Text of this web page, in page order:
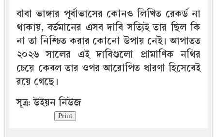
বাবা ভাঙ্গার পূর্বাভাসের কোনও লিখিত রেকর্ড না
থাকায়, বর্তমানের এসব দাবি সত্যিই তার ছিল কি
না তা নিশ্চিত করার কোনো উপায় নেই। আপাতত
২০২৬ সালের এই দাবিগুলো প্রামাণিক নথির
চেয়ে কেবল তার ওপর আরোপিত ধারণা হিসেবেই
রয়ে গেছে।
সূত্র: উইয়ন নিউজ
Print